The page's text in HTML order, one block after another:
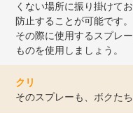
くない場所に振り掛けて
防止することが可能です。
その際に使用するスプレ
ものを使用しましょう。
クリ
そのスプレーも、ボクた